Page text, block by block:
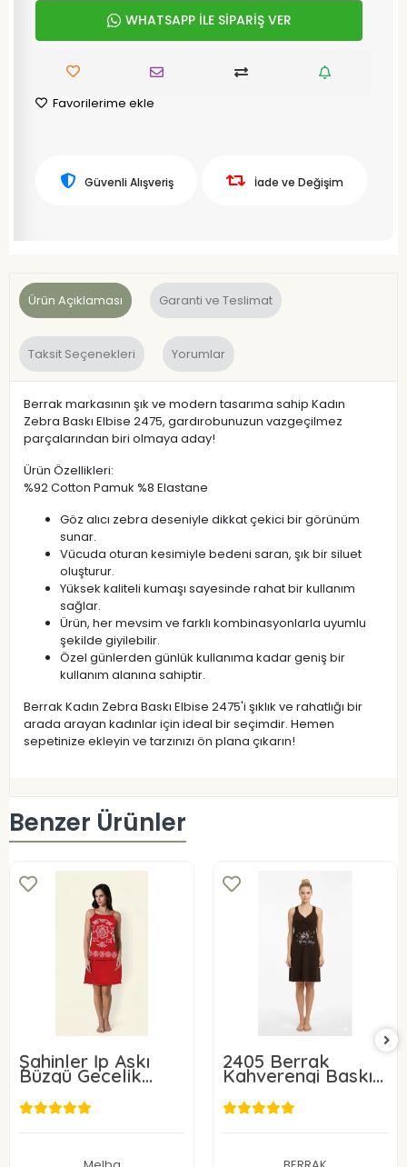
WHATSAPP İLE SİPARİŞ VER
Favorilerime ekle
Güvenli Alışveriş İade ve Değişim
Ürün Açıklaması Garanti ve Teslimat
Taksit Seçenekleri Yorumlar
Berrak markasının şık ve modern tasarıma sahip Kadın
Zebra Baskı Elbise 2475, gardırobunuzun vazgeçilmez
parçalarından biri olmaya aday!
Ürün Özellikleri:
%92 Cotton Pamuk %8 Elastane
Göz alıcı zebra deseniyle dikkat çekici bir görünüm
sunar.
Vücuda oturan kesimiyle bedeni saran, şık bir siluet
oluşturur.
Yüksek kaliteli kumaşı sayesinde rahat bir kullanım
sağlar.
Ürün, her mevsim ve farklı kombinasyonlarla uyumlu
şekilde giyilebilir.
Özel günlerden günlük kullanıma kadar geniş bir
kullanım alanına sahiptir.
Berrak Kadın Zebra Baskı Elbise 2475'i şıklık ve rahatlığı bir
arada arayan kadınlar için ideal bir seçimdir. Hemen
sepetinize ekleyin ve tarzınızı ön plana çıkarın!
Benzer Ürünler
Şahinler İp Askı
Büzgü Gecelik
22224
30,00 USD
2405 Berrak
Kahverengi Baskılı
Elbise
18,00 USD